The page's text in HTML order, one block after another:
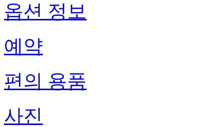
옵션 정보
예약
편의 용품
사진